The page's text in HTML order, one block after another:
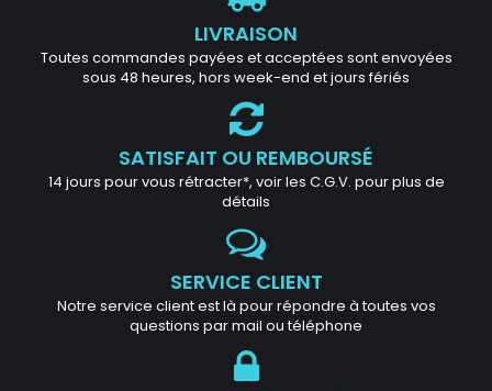
LIVRAISON
Toutes commandes payées et acceptées sont envoyées
sous 48 heures, hors week-end et jours fériés
SATISFAIT OU REMBOURSÉ
14 jours pour vous rétracter*, voir les C.G.V. pour plus de
détails
SERVICE CLIENT
Notre service client est là pour répondre à toutes vos
questions par mail ou téléphone